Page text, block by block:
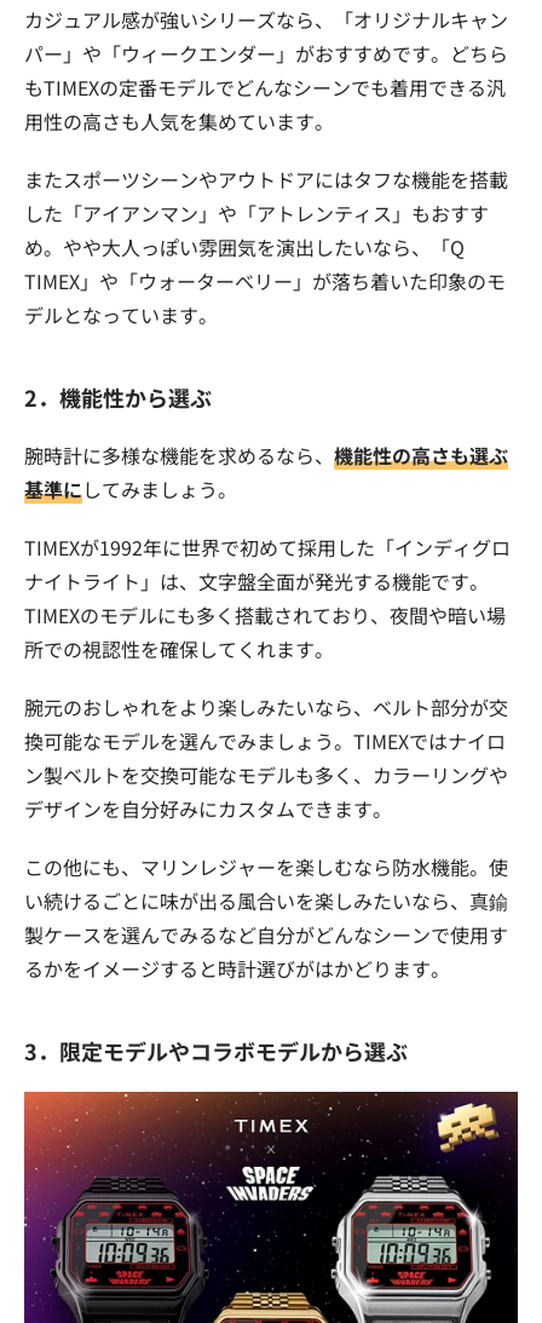
カジュアル感が強いシリーズなら、「オリジナルキャン
パー」や「ウィークエンダー」がおすすめです。どちら
もTIMEXの定番モデルでどんなシーンでも着用できる汎
用性の高さも人気を集めています。
またスポーツシーンやアウトドアにはタフな機能を搭載
した「アイアンマン」や「アトレンティス」もおすす
め。やや大人っぽい雰囲気を演出したいなら、「Q
TIMEX」や「ウォーターベリー」が落ち着いた印象のモ
デルとなっています。
2．機能性から選ぶ
腕時計に多様な機能を求めるなら、 機能性の高さも選ぶ
基準にしてみましょう。
TIMEXが1992年に世界で初めて採用した「インディグロ
ナイトライト」は、文字盤全面が発光する機能です。
TIMEXのモデルにも多く搭載されており、夜間や暗い場
所での視認性を確保してくれます。
腕元のおしゃれをより楽しみたいなら、ベルト部分が交
換可能なモデルを選んでみましょう。TIMEXではナイロ
ン製ベルトを交換可能なモデルも多く、カラーリングや
デザインを自分好みにカスタムできます。
この他にも、マリンレジャーを楽しむなら防水機能。使
い続けるごとに味が出る風合いを楽しみたいなら、真鍮
製ケースを選んでみるなど自分がどんなシーンで使用す
るかをイメージすると時計選びがはかどります。
3．限定モデルやコラボモデルから選ぶ